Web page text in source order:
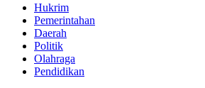
Hukrim
Pemerintahan
Daerah
Politik
Olahraga
Pendidikan